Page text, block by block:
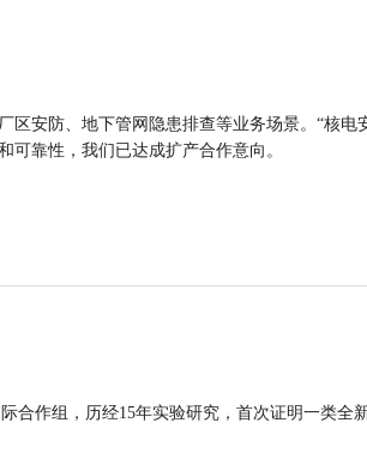
区安防、地下管网隐患排查等业务场景。“核电
靠性，我们已达成扩产合作意向。
合作组，历经15年实验研究，首次证明一类全